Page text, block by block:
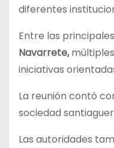
diferentes
Entre las
Navarrete,
iniciativas
La reunión contó
sociedad
Las autoridades